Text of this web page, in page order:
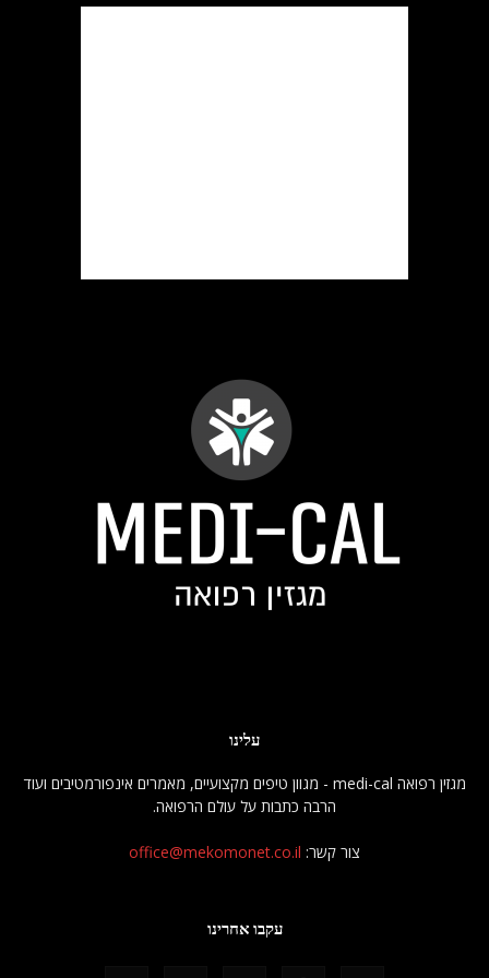
עלינו
מגזין רפואה medi-cal - מגוון טיפים מקצועיים, מאמרים אינפורמטיבים ועוד
הרבה כתבות על עולם הרפואה.
צור קשר: office@mekomonet.co.il
עקבו אחרינו